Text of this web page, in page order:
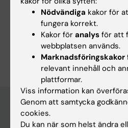
Forskningsområden:
Kardiologi och kardiovaskulära
Är du Linda Forsell?
Redigera din profil
Huvudmeny
Nödvändiga kakor för
fungera korrekt.
Kakor för analys för att
webbplatsen används.
Marknadsföringskakor
relevant innehåll och
plattformar.
Viss information kan
Genom att samtycka
cookies.
Du kan när som helst ändra